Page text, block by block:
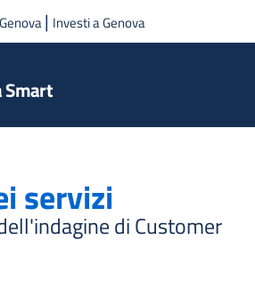
contenuto principale
| Investi a Genova
Smart
servizi
di Customer